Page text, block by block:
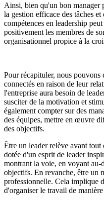
Ainsi, bien qu'un bon manager
la gestion efficace des tâches
compétences en leadership
positivement les membres de
organisationnel propice à la
Pour récapituler, nous pouvons
connectés en raison de leur
l'entreprise aura besoin de
susciter de la motivation et
également compter sur des
des équipes, mettre en œuvre
des objectifs.
Être un leader relève avant
dotée d'un esprit de leader
montrant la voie, en voyant au-
objectifs. En revanche, être un
professionnelle. Cela implique
d'organiser le travail de